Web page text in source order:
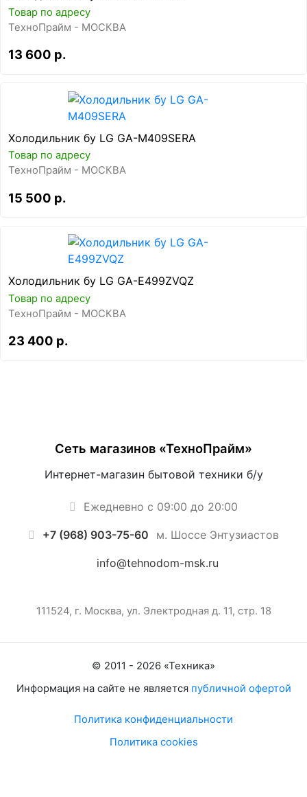
Товар по адресу
ТехноПрайм - МОСКВА
13 600 р.
Холодильник бу LG GA-M409SERA
Товар по адресу
ТехноПрайм - МОСКВА
15 500 р.
Холодильник бу LG GA-E499ZVQZ
Товар по адресу
ТехноПрайм - МОСКВА
23 400 р.
Сеть магазинов «ТехноПрайм»
Интернет-магазин бытовой техники б/у
Ежедневно с 09:00 до 20:00
+7 (968) 903-75-60 м. Шоссе Энтузиастов
info@tehnodom-msk.ru
111524, г. Москва, ул. Электродная д. 11, стр. 18
© 2011 - 2026 «Техника»
Информация на сайте не является публичной офертой
Политика конфиденциальности
Политика cookies